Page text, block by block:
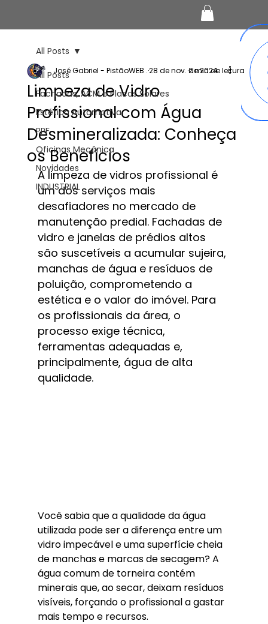
All Posts
Fachadas, ACM e Placas Solares
Estética Automotiva
PPF
Oficinas Mecânica
Novidades
INDUSTRIAL
All Posts
Limpeza de Vidro
Profissional com Água
Desmineralizada: Conheça
os Benefícios
José Gabriel - PistãoWEB .28 de nov. de 2024
2 min de leitura
A limpeza de vidros profissional é
um dos serviços mais
desafiadores no mercado de
manutenção predial. Fachadas de
vidro e janelas de prédios altos
são suscetíveis a acumular sujeira,
manchas de água e resíduos de
poluição, comprometendo a
estética e o valor do imóvel. Para
os profissionais da área, o
processo exige técnica,
ferramentas adequadas e,
principalmente, água de alta
qualidade.
Você sabia que a qualidade da água
utilizada pode ser a diferença entre um
vidro impecável e uma superfície cheia
de manchas e marcas de secagem? A
água comum de torneira contém
minerais que, ao secar, deixam resíduos
visíveis, forçando o profissional a gastar
mais tempo e recursos.